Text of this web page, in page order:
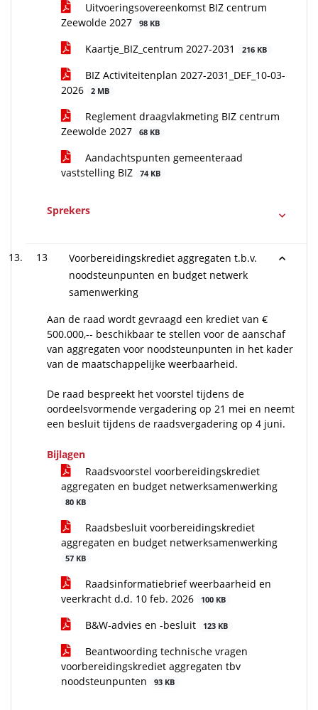
Uitvoeringsovereenkomst BIZ centrum
Zeewolde 2027
98 KB
Kaartje_BIZ_centrum 2027-2031 216 KB
BIZ Activiteitenplan 2027-2031_DEF_10-03-
2026
2 MB
Reglement draagvlakmeting BIZ centrum
Zeewolde 2027
68 KB
Aandachtspunten gemeenteraad
vaststelling BIZ
74 KB
Sprekers
13
Voorbereidingskrediet aggregaten t.b.v.
noodsteunpunten en budget netwerk
samenwerking
Aan de raad wordt gevraagd een krediet van €
500.000,-- beschikbaar te stellen voor de aanschaf
van aggregaten voor noodsteunpunten in het kader
van de maatschappelijke weerbaarheid.
De raad bespreekt het voorstel tijdens de
oordeelsvormende vergadering op 21 mei en neemt
een besluit tijdens de raadsvergadering op 4 juni.
Bijlagen
Raadsvoorstel voorbereidingskrediet
aggregaten en budget netwerksamenwerking
80 KB
Raadsbesluit voorbereidingskrediet
aggregaten en budget netwerksamenwerking
57 KB
Raadsinformatiebrief weerbaarheid en
veerkracht d.d. 10 feb. 2026
100 KB
B&W-advies en -besluit 123 KB
Beantwoording technische vragen
voorbereidingskrediet aggregaten tbv
noodsteunpunten
93 KB